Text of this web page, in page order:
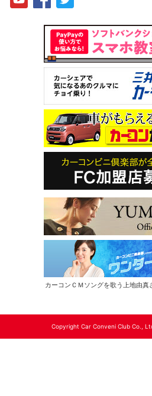
カーコンＣＭソングを歌う上地由真
Copyright Car Conveni Club Co.,